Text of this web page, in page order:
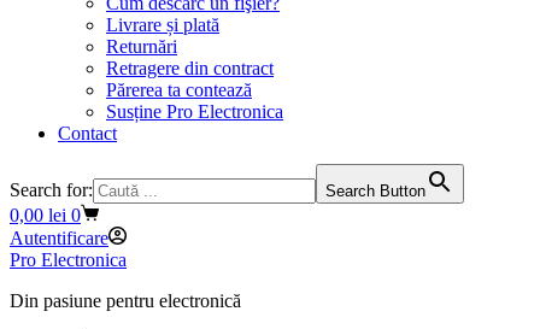
Livrare și plată
Returnări
Retragere din contract
Părerea ta contează
Susține Pro Electronica
Contact
Search for: Search Button
Coș
de
cumpărături
0,00 lei 0
Autentificare
Pro Electronica
Din pasiune pentru electronică